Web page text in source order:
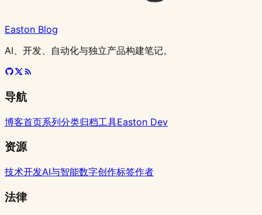
Easton Blog
AI、开发、自动化与独立产品构建笔记。
导航
博客首页系列分类归档工具Easton Dev
资源
技术开发AI与智能数字创作标签作者
法律